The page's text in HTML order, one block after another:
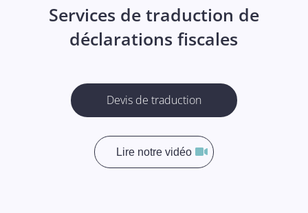
Services de traduction de
déclarations fiscales
Devis de traduction
Lire notre vidéo